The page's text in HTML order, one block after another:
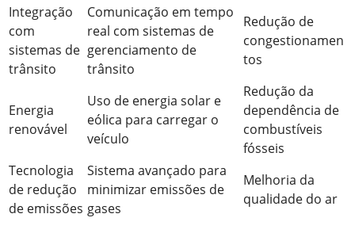
Integração
com
sistemas de
trânsito
Comunicação em tempo
real com sistemas de
gerenciamento de
trânsito
Redução de
congestionamen
tos
Energia
renovável
Uso de energia solar e
eólica para carregar o
veículo
Redução da
dependência de
combustíveis
fósseis
Tecnologia
de redução
de emissões
Sistema avançado para
minimizar emissões de
gases
Melhoria da
qualidade do ar